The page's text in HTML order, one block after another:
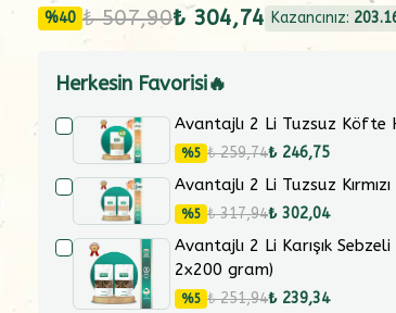
%40 ₺ 507,90₺ 304,74 Kazancınız:
Herkesin Favorisi🔥
Avantajlı 2 Li Tuzsuz Köfte
%5 ₺ 259,74₺ 246,75
Avantajlı 2 Li Tuzsuz
%5 ₺ 317,94₺ 302,04
Avantajlı 2 Li Karışık
2x200 gram)
%5 ₺ 251,94₺ 239,34